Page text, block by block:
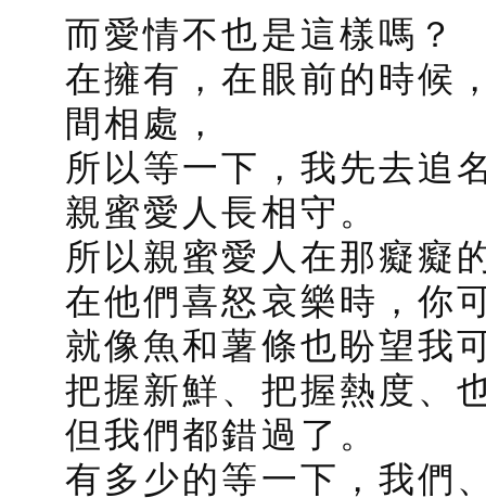
而愛情不也是這樣嗎？
在擁有，在眼前的時候
間相處，
所以等一下，我先去追
親蜜愛人長相守。
所以親蜜愛人在那癡癡
在他們喜怒哀樂時，你
就像魚和薯條也盼望我
把握新鮮、把握熱度、
但我們都錯過了。
有多少的等一下，我們